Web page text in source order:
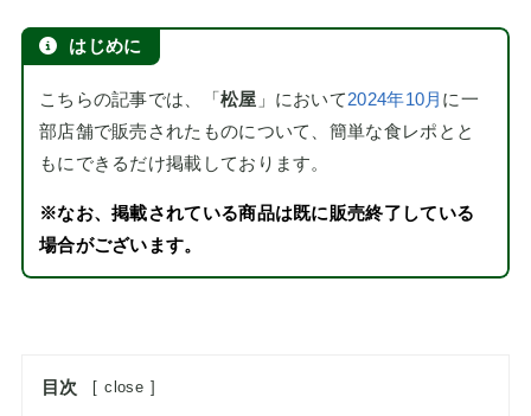
はじめに
こちらの記事では、「松屋 」において2024年10月 に一
部店舗で販売されたものについて、簡単な食レポとと
もにできるだけ掲載しております。
※なお、掲載されている商品は既に販売終了している
場合がございます。
目次 [ close ]